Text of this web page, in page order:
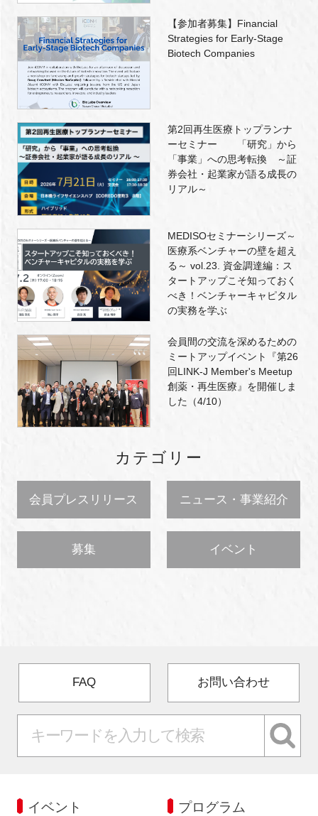
【参加者募集】Financial
Strategies for Early-Stage
Biotech Companies
第2回再生医療トップランナ
ーセミナー 「研究」から
「事業」への思考転換 ～証
券会社・起業家が語る成長の
リアル～
MEDISOセミナーシリーズ～
医療系ベンチャーの壁を超え
る～ vol.23. 資金調達編：ス
タートアップこそ知っておく
べき！ベンチャーキャピタル
の実務を学ぶ
会員間の交流を深めるための
ミートアップイベント『第26
回LINK-J Member's Meetup
創薬・再生医療』を開催しま
した（4/10）
カテゴリー
会員プレスリリース ニュース・事業紹介
募集 イベント
FAQ お問い合わせ
イベント プログラム